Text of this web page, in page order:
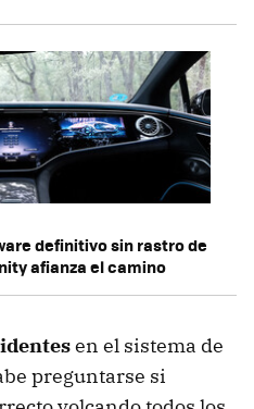
definitivo sin rastro de
afianza el camino
en el sistema de
preguntarse si